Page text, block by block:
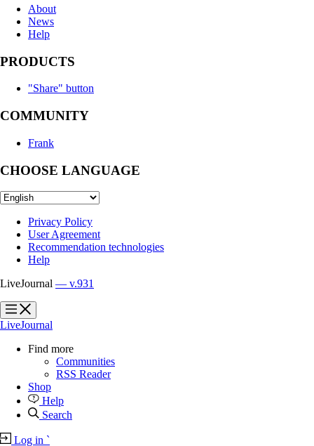
About
News
Help
PRODUCTS
"Share" button
COMMUNITY
Frank
CHOOSE LANGUAGE
Privacy Policy
User Agreement
Recommendation technologies
Help
LiveJournal — v.931
?
?
LiveJournal
Find more
Communities
RSS Reader
Shop
Help
Search
Log in `